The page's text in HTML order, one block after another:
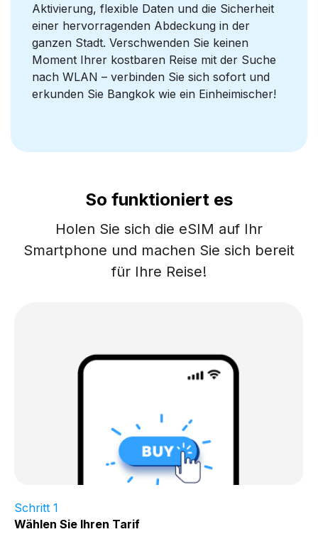
Aktivierung, flexible Daten und die Sicherheit
einer hervorragenden Abdeckung in der
ganzen Stadt. Verschwenden Sie keinen
Moment Ihrer kostbaren Reise mit der Suche
nach WLAN – verbinden Sie sich sofort und
erkunden Sie Bangkok wie ein Einheimischer!
So funktioniert es
Holen Sie sich die eSIM auf Ihr
Smartphone und machen Sie sich bereit
für Ihre Reise!
Schritt 1
Wählen Sie Ihren Tarif